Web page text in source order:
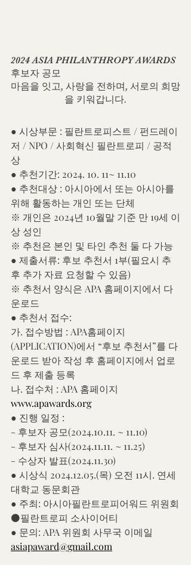
2024 ASIA PHILANTHROPY AWARDS
후보자 공모
마음을 잇고, 사랑을 전하며, 서로의 희망
을 키워갑니다.
● 시상부문 : 필란트로피스트 / 펀드레이
저 / NPO / 사회혁신 필란트로피 / 공적
상
● 추천기간: 2024. 10. 11~ 11.10
● 추천대상 : 아시아에서 또는 아시아를
위해 활동하는 개인 또는 단체
※ 개인은 2024년 10월말 기준 만 19세 이
상 성인
※ 추천은 본인 및 타인 추천 둘 다 가능
● 제출서류: 후보 추천서 1부(필요시 추
후 추가 자료 요청할 수 있음)
※ 추천서 양식은 APA 홈페이지에서 다
운로드
● 추천서 접수:
가. 접수방법 : APA홈페이지
(APPLICATION)에서 “후보 추천서”를 다
운로드 받아 작성 후 홈페이지에서 업로
드 후 제출 등록
나. 접수처 : APA 홈페이지
www.apawards.org
● 진행 일정 :
- 후보자 공모(2024.10.11. ~ 11.10)
- 후보자 심사(2024.11.11. ~ 11.25)
- 수상자 발표(2024.11.30)
● 시상식 2024.12.05.(목) 오전 11시. 연세
대학교 동문회관
● 주최: 아시아필란트로피어워드 위원회
⚫필란트로피 소사이어티
● 문의: APA 위원회 사무국 이메일
asiapaward@gmail.com